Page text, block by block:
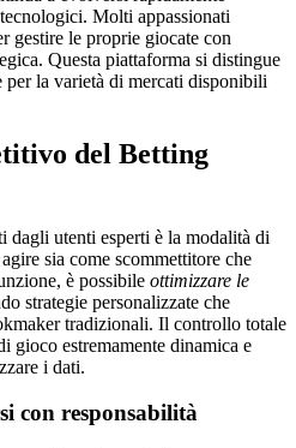
Molti appassionati
gestire le proprie giocate con
Questa piattaforma si distingue
la varietà di mercati disponibili
del Betting
dagli utenti esperti è la modalità di
sia come scommettitore che
è possibile ottimizzare le
strategie personalizzate che
tradizionali. Il controllo totale
gioco estremamente dinamica e
i dati.
con responsabilità